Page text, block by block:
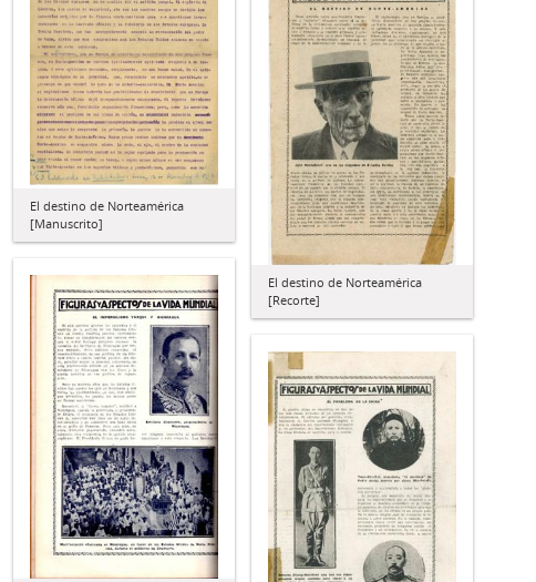
El destino de Norteamérica
[Manuscrito]
El destino de Norteamérica
[Recorte]